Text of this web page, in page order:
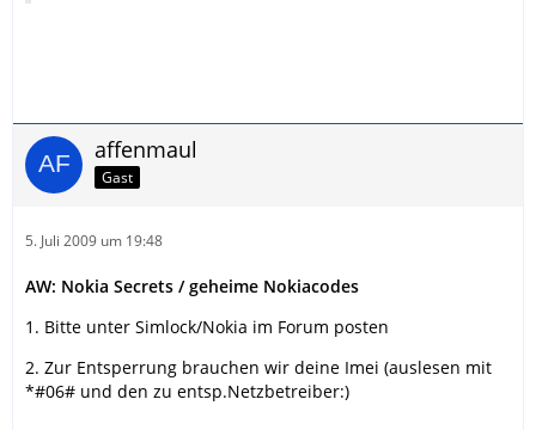
affenmaul
Gast
5. Juli 2009 um 19:48
AW: Nokia Secrets / geheime Nokiacodes
1. Bitte unter Simlock/Nokia im Forum posten
2. Zur Entsperrung brauchen wir deine Imei (auslesen mit
*#06# und den zu entsp.Netzbetreiber:)